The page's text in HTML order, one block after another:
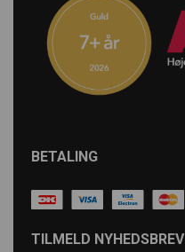
BETALING
TILMELD NYHEDSBREV